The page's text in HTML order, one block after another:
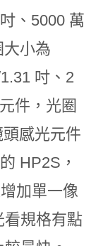
、5000 萬
小為
吋、2
件，光圈
感光元件
HP2S，
加單一像
看規格有點